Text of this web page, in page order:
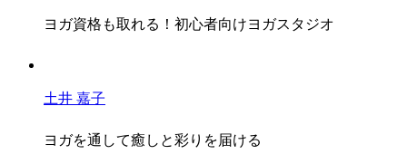
ヨガ資格も取れる！初心者向けヨガスタジオ
土井 嘉子
ヨガを通して癒しと彩りを届ける